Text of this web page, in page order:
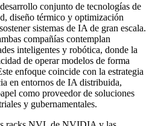
conjunto de tecnologías de
diseño térmico y optimización
sistemas de IA de gran escala.
compañías contemplan
inteligentes y robótica, donde la
de operar modelos de forma
enfoque coincide con la estrategia
en entornos de IA distribuida,
como proveedor de soluciones
y gubernamentales.